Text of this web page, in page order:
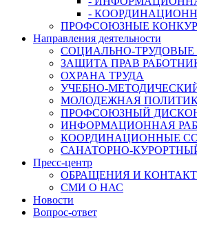
-
ПРОФСОЮЗНЫЕ
Направления деятельности
СОЦИАЛЬНО-
ЗАЩИТА ПРАВ
ОХРАНА ТРУДА
УЧЕБНО-
МОЛОДЕЖНАЯ
ПРОФСОЮЗНЫЙ
ИНФОРМАЦИОННАЯ
КООРДИНАЦИОННЫЕ
САНАТОРНО-
Пресс-центр
ОБРАЩЕНИЯ И
СМИ О НАС
Новости
Вопрос-ответ